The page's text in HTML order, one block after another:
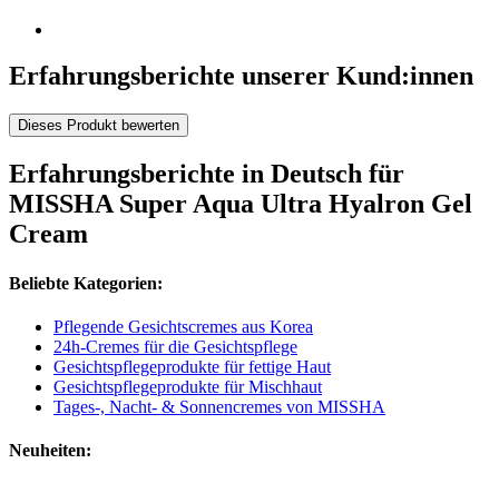
Erfahrungsberichte unserer Kund:innen
Dieses Produkt bewerten
Erfahrungsberichte in Deutsch für
MISSHA Super Aqua Ultra Hyalron Gel
Cream
Beliebte Kategorien:
Pflegende Gesichtscremes aus Korea
24h-Cremes für die Gesichtspflege
Gesichtspflegeprodukte für fettige Haut
Gesichtspflegeprodukte für Mischhaut
Tages-, Nacht- & Sonnencremes von MISSHA
Neuheiten: